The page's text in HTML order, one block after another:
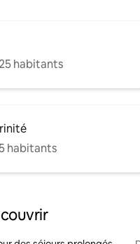
habitants
habitants